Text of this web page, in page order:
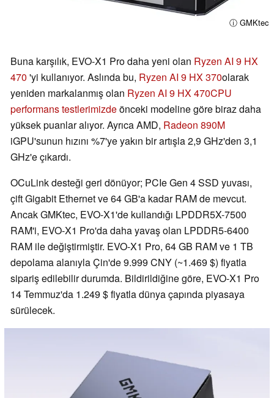
ⓘ GMKtec
Buna karşılık, EVO-X1 Pro daha yeni olan Ryzen AI 9 HX
470 'yi kullanıyor. Aslında bu, Ryzen AI 9 HX 370olarak
yeniden markalanmış olan Ryzen AI 9 HX 470CPU
performans testlerimizdeönceki modeline göre biraz daha
yüksek puanlar alıyor. Ayrıca AMD, Radeon 890M
iGPU'sunun hızını %7'ye yakın bir artışla 2,9 GHz'den 3,1
GHz'e çıkardı.
OCuLink desteği geri dönüyor; PCIe Gen 4 SSD yuvası,
çift Gigabit Ethernet ve 64 GB'a kadar RAM de mevcut.
Ancak GMKtec, EVO-X1'de kullandığı LPDDR5X-7500
RAM'i, EVO-X1 Pro'da daha yavaş olan LPDDR5-6400
RAM ile değiştirmiştir. EVO-X1 Pro, 64 GB RAM ve 1 TB
depolama alanıyla Çin'de 9.999 CNY (~1.469 $) fiyatla
sipariş edilebilir durumda. Bildirildiğine göre, EVO-X1 Pro
14 Temmuz'da 1.249 $ fiyatla dünya çapında piyasaya
sürülecek.